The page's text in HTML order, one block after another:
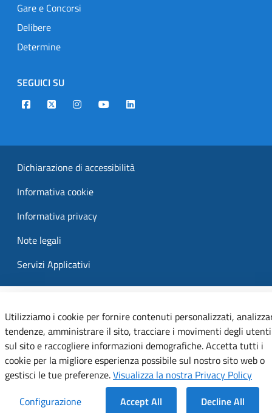
Gare e Concorsi
Delibere
Determine
SEGUICI SU
Designers Italia
TwitterInstagramYoutubeLinkedin
Dichiarazione di accessibilità
Informativa cookie
Informativa privacy
Note legali
Servizi Applicativi
Utilizziamo i cookie per fornire contenuti personalizzati,
tendenze, amministrare il sito, tracciare i movimenti degli utenti
sul sito e raccogliere informazioni demografiche. Accetta tutti i
cookie per la migliore esperienza possibile sul nostro sito web o
gestisci le tue preferenze.Visualizza la nostra Privacy Policy
Configurazione
Accept All Decline All